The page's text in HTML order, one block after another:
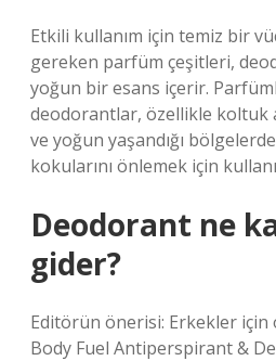
Etkili kullanım için temiz bir
gereken parfüm çeşitleri,
yoğun bir esans içerir.
deodorantlar, özellikle koltuk
ve yoğun yaşandığı
kokularını önlemek için
Deodorant ne
gider?
Editörün önerisi: Erkekler için
Body Fuel Antiperspirant &